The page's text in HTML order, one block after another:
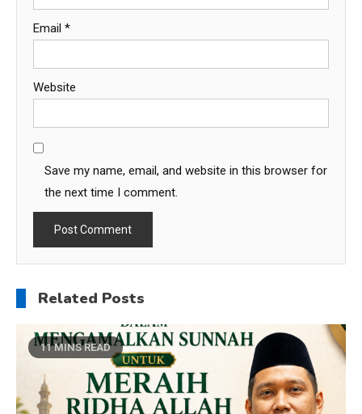
Email *
Website
Save my name, email, and website in this browser for
the next time I comment.
Related Posts
11 MINS READ